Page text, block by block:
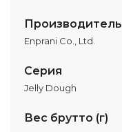
Производитель
Enprani Co., Ltd.
Серия
Jelly Dough
Вес брутто (г)